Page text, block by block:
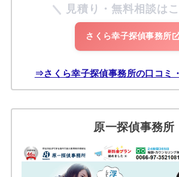
見積り・無料相談は
さくら幸子探偵事務所
⇒さくら幸子探偵事務所の口コミ
原一探偵事務所